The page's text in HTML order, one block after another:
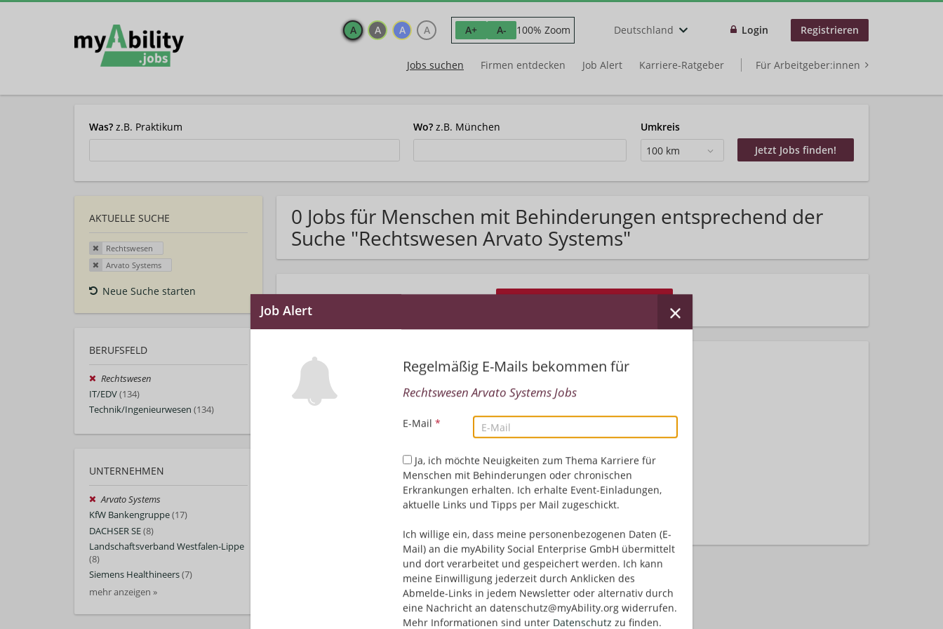
A A A A A+ A- 100% Zoom Deutschland Login Registrieren
Jobs suchen Firmen entdecken Job Alert Karriere-Ratgeber Für Arbeitgeber:innen
Was? z.B. Praktikum Wo? z.B. München
Umkreis
100 km
AKTUELLE SUCHE
Rechtswesen
Arvato Systems
Neue Suche starten
BERUFSFELD
Rechtswesen
IT/EDV(134)
Technik/Ingenieurwesen (134)
UNTERNEHMEN
Arvato Systems
KfW Bankengruppe(17)
DACHSER SE(8)
Landschaftsverband Westfalen-Lippe
(8)
Siemens Healthineers(7)
mehr anzeigen »
0 Jobs für Menschen mit Behinderungen entsprechend der
Suche "Rechtswesen Arvato Systems"
Automatisch Jobs im Posteingang finden?
Regelmäßig E-Mails bekommen für
Rechtswesen Arvato Systems Jobs
E-Mail *
Ja, ich möchte Neuigkeiten zum Thema Karriere für
Menschen mit Behinderungen oder chronischen
Erkrankungen erhalten. Ich erhalte Event-Einladungen,
aktuelle Links und Tipps per Mail zugeschickt.
Ich willige ein, dass meine personenbezogenen Daten (E-
Mail) an die myAbility Social Enterprise GmbH übermittelt
und dort verarbeitet und gespeichert werden. Ich kann
meine Einwilligung jederzeit durch Anklicken des
Abmelde-Links in jedem Newsletter oder alternativ durch
eine Nachricht an datenschutz@myAbility.org widerrufen.
Mehr Informationen sind unter Datenschutz zu finden.
Leider keine Jobs gefunden.